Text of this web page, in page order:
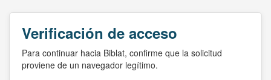
Verificación de acceso
Para continuar hacia Biblat, confirme que la solicitud
proviene de un navegador legítimo.